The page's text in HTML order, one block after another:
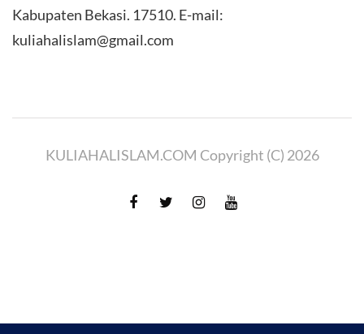
Kabupaten Bekasi. 17510. E-mail:
kuliahalislam@gmail.com
KULIAHALISLAM.COM Copyright (C) 2026